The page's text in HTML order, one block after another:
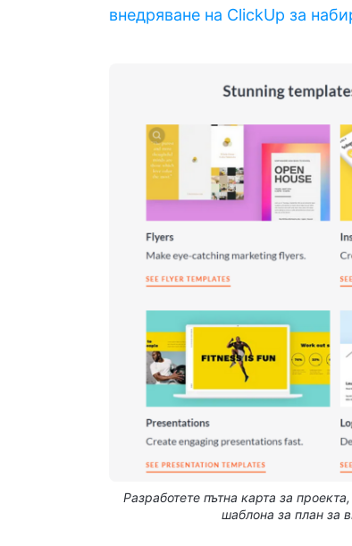
внедряване на ClickUp за
Разработете пътна карта за
шаблона за план за